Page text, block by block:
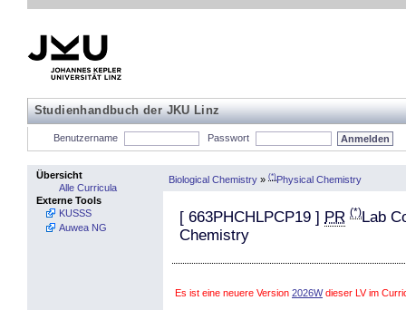
Studienhandbuch der JKU Linz
Benutzername Passwort
Übersicht
Alle Curricula
Externe Tools
KUSSS
Auwea NG
Biological Chemistry » (*)Physical Chemistry
[ 663PHCHLPCP19 ] PR (*)Lab
Chemistry
Es ist eine neuere Version 2026Wdieser LV im